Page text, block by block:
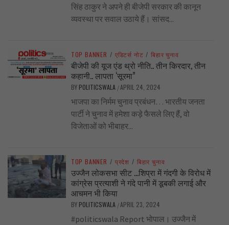
सिंह ठाकुर ने अपने ही बीजेपी सरकार की कानून
व्यवस्था पर सवाल उठाये हैं। सांसद...
TOP BANNER / एडिटर्स नोट / बिहार चुनाव
बीजेपी की यूज एंड थ्रो नीति.. तीन किरदार, तीन
कहानी.. लापता ‘सूरमा”
BY POLITICSWALA /APRIL 24, 2024
भाजपा का निर्मम चुनाव प्रबंधन… भारतीय जनता
पार्टी ने चुनाव में हमेशा कड़े फैसले लिए हैं, वो
विजेताओं को भीबाहर...
TOP BANNER / प्रदेश / बिहार चुनाव
उज्जैन लोकसभा सीट …शिप्रा में गंदगी के विरोध में
कांग्रेस प्रत्याशी ने गंदे पानी में डूबकी लगाई और
आचमन भी किया
BY POLITICSWALA /APRIL 23, 2024
#politicswala Report भोपाल। उज्जैन में